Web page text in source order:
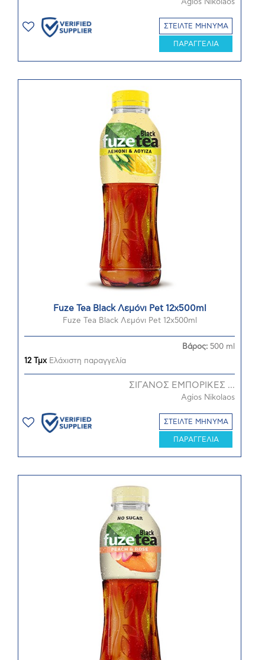
Agios Nikolaos
ΣΤΕΙΛΤΕ ΜΗΝΥΜΑ
ΠΑΡΑΓΓΕΛΙΑ
Fuze Tea Black Λεμόνι Pet 12x500ml
Fuze Tea Black Λεμόνι Pet 12x500ml
12 ΤμχΕλάχιστη παραγγελία
Βάρος: 500 ml
ΣΙΓΑΝΟΣ ΕΜΠΟΡΙΚΕΣ ...
Agios Nikolaos
ΣΤΕΙΛΤΕ ΜΗΝΥΜΑ
ΠΑΡΑΓΓΕΛΙΑ